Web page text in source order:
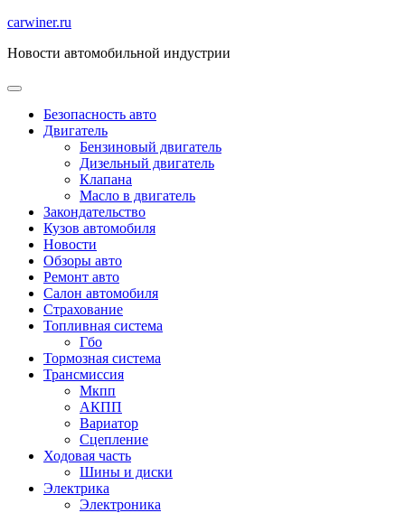
Перейти
содержимому
carwiner.ru
Новости автомобильной индустрии
Безопасность авто
Двигатель
Бензиновый двигатель
Дизельный двигатель
Клапана
Масло в двигатель
Закондательство
Кузов автомобиля
Новости
Обзоры авто
Ремонт авто
Салон автомобиля
Страхование
Топливная система
Гбо
Тормозная система
Трансмиссия
Мкпп
АКПП
Вариатор
Сцепление
Ходовая часть
Шины и диски
Электрика
Электроника